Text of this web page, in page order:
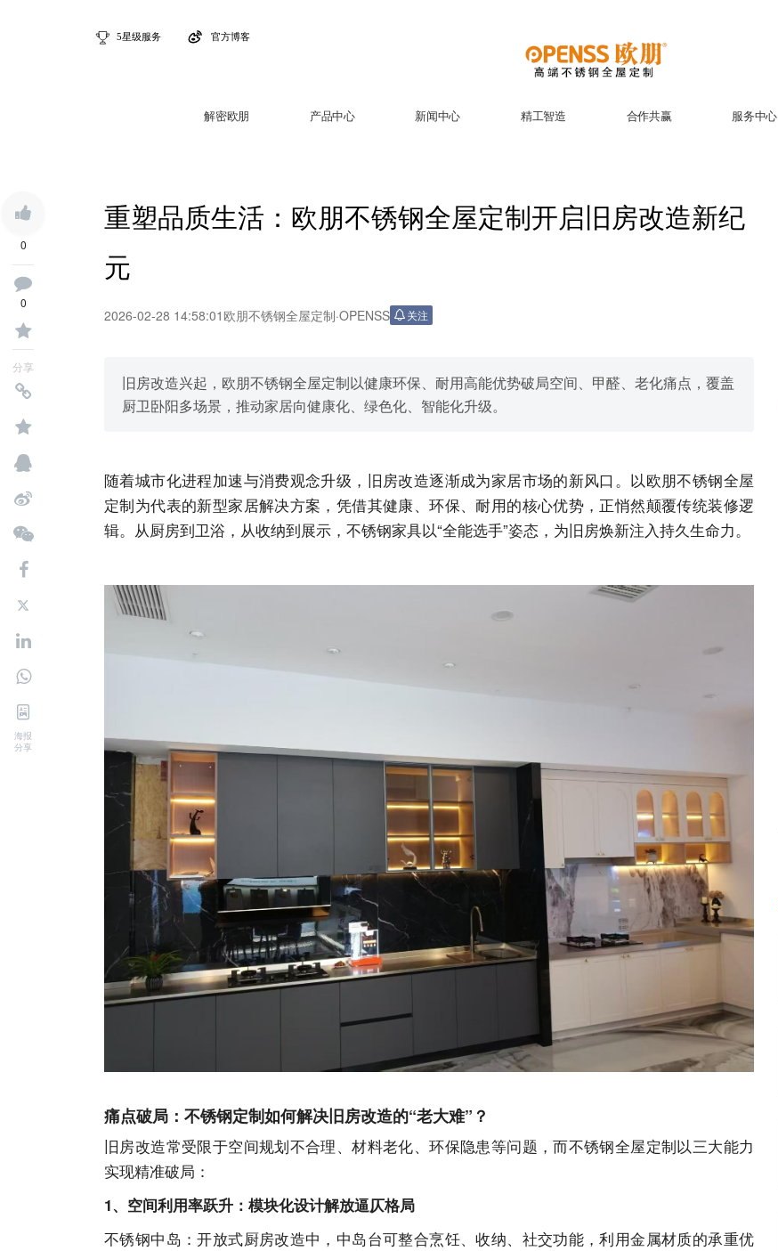
5星级服务 官方博客
解密欧朋 产品中心 新闻中心 精工智造 合作共赢 服务中心
0
0
分享
海报
分享
重塑品质生活：欧朋不锈钢全屋定制开启旧房改造新纪
元
2026-02-28 14:58:01 欧朋不锈钢全屋定制·OPENSS 关注
旧房改造兴起，欧朋不锈钢全屋定制以健康环保、耐用高能优势破局空间、甲醛、老化痛点，覆盖
厨卫卧阳多场景，推动家居向健康化、绿色化、智能化升级。
随着城市化进程加速与消费观念升级，旧房改造逐渐成为家居市场的新风口。以欧朋不锈钢全屋
定制为代表的新型家居解决方案，凭借其健康、环保、耐用的核心优势，正悄然颠覆传统装修逻
辑。从厨房到卫浴，从收纳到展示，不锈钢家具以“全能选手”姿态，为旧房焕新注入持久生命力。
痛点破局：不锈钢定制如何解决旧房改造的“老大难”？
旧房改造常受限于空间规划不合理、材料老化、环保隐患等问题，而不锈钢全屋定制以三大能力
实现精准破局：
1、 空间利用率跃升：模块化设计解放逼仄格局
不锈钢中岛：开放式厨房改造中，中岛台可整合烹饪、收纳、社交功能，利用金属材质的承重优